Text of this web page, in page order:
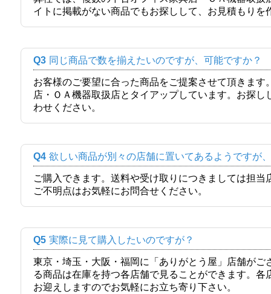
イトに掲載がない商品でもお探しして、お見積もりを
Q3 同じ商品で数を揃えたいのですが、可能ですか？
お客様のご要望に合った商品をご提案させて頂きま
店・ＯＡ機器取扱店とタイアップしています。お探
わせください。
Q4 欲しい商品が別々の店舗に置いてあるようですが
ご購入できます。送料や受け取りにつきましては担
ご不明点はお気軽にお問合せください。
Q5 実際に見て購入したいのですが？
東京・埼玉・大阪・福岡に「ありがとう屋」店舗が
る商品は在庫を持つ各店舗で見ることができます。
お迎えしますのでお気軽にお立ち寄り下さい。